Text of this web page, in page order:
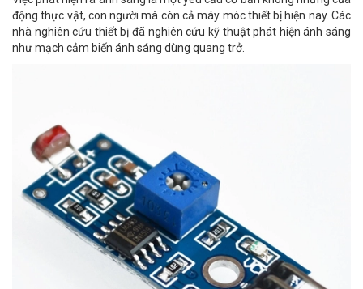
động thực vật, con người mà còn cả máy móc thiết bị hiện nay. Các
nhà nghiên cứu thiết bị đã nghiên cứu kỹ thuật phát hiện ánh sáng
như mạch cảm biến ánh sáng dùng quang trở.